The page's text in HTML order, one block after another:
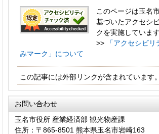
このページは玉名
基づいたアクセシ
クを実施しています
>>
「アクセシビ
みマーク」について
この記事には外部リンクが含まれています。
お問い合わせ
玉名市役所 産業経済部 観光物産課
住所：〒865-8501 熊本県玉名市岩崎163